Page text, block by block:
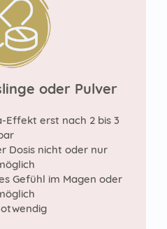
oder Pulver
Effekt erst nach 2 bis 3
Dosis nicht oder nur
Gefühl im Magen oder